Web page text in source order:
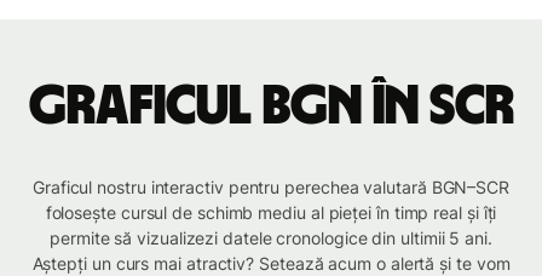
Graficul BGN în SCR
Graficul nostru interactiv pentru perechea valutară BGN–SCR
folosește cursul de schimb mediu al pieței în timp real și îți
permite să vizualizezi datele cronologice din ultimii 5 ani.
Aștepți un curs mai atractiv? Setează acum o alertă și te vom